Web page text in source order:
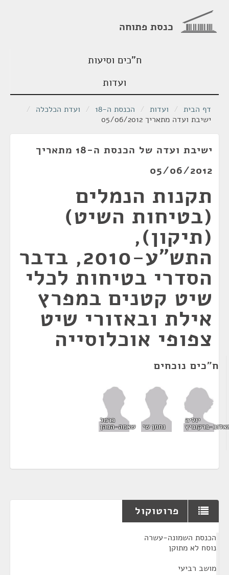
כנסת פתוחה
ח"כים וסיעות
ועדות
דף הבית / ועדות / הכנסת ה-18 / ועדת הכלכלה /
ישיבת ועדה מתאריך 05/06/2012
ישיבת ועדה של הכנסת ה-18 מתאריך
05/06/2012
תקנות הנמלים
(בטיחות השיט)
(תיקון),
התש"ע-2010, בדבר
הסדרי בטיחות לכלי
שיט קטנים במפרץ
אילת ובאזורי שיט
צפופי אוכלוסייה
ח"כים נוכחים
יוליה
ברקוביץ נחמן שי
כרמל
שאמה-הכהן
פרוטוקול
הכנסת השמונה-עשרה
נוסח לא מתוקן
מושב רביעי